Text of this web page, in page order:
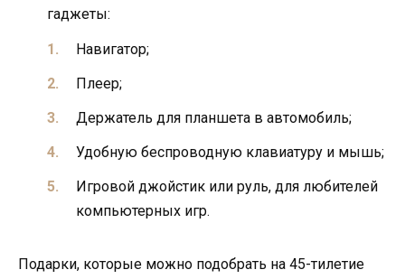
гаджеты:
Навигатор;
Плеер;
Держатель для планшета в автомобиль;
Удобную беспроводную клавиатуру и мышь;
Игровой джойстик или руль, для любителей
компьютерных игр.
Подарки, которые можно подобрать на 45-тилетие